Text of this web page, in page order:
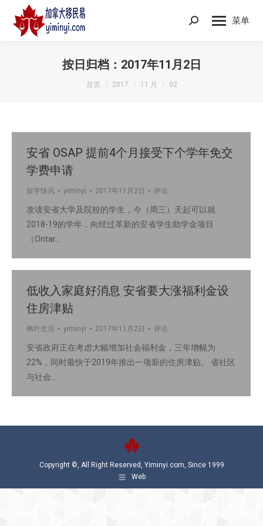
菜单
Search:
按日归档： 2017年11月2日
您在这里：
首页 2017 11 月 02
安省 OSAP 提前4个月接受下个学年免交
学费申请
留学快讯 yiminyi 2017年11月2日 评论
攻读安省大学及院校的学生，今（周三）天起可以就
2018-19的学年，向经过革新的安省学生助学金项目
（Ontar…
低收入家庭好消息 安省要大涨福利金设
住房津贴
枫叶生活 yiminyi 2017年11月2日 评论
安省政府正在考虑大幅增加社会福利金，三年增幅为
22%，同时最快于2019年推出一项新的住房津贴。 省社区
与社会…
Copyright ©, All Right Reserved, Yiminyi.com, Since 1999
Web